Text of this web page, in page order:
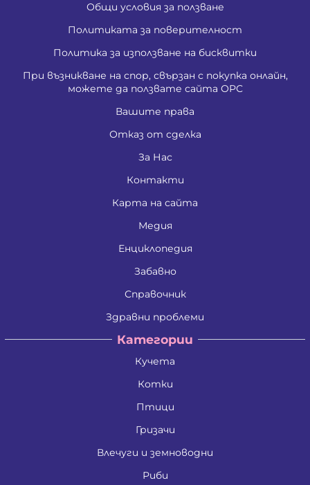
Общи условия за ползване
Политиката за поверителност
Политика за използване на бисквитки
При възникване на спор, свързан с покупка онлайн,
можете да ползвате сайта ОРС
Вашите права
Отказ от сделка
За Нас
Контакти
Карта на сайта
Медия
Енциклопедия
Забавно
Справочник
Здравни проблеми
Категории
Кучета
Котки
Птици
Гризачи
Влечуги и земноводни
Риби